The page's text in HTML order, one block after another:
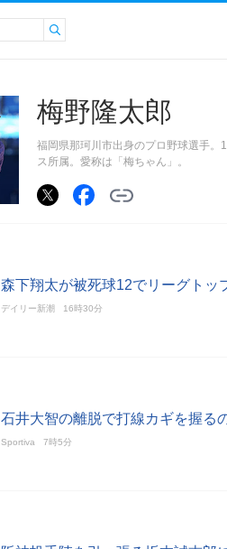
梅野隆太郎
福岡県那珂川市出身のプロ野球選手
ス所属。愛称は「梅ちゃん」。
森下翔太が被死球12でリーグトッ
デイリー新潮 16時30分
石井大智の離脱で打線カギを握る
Sportiva 7時5分